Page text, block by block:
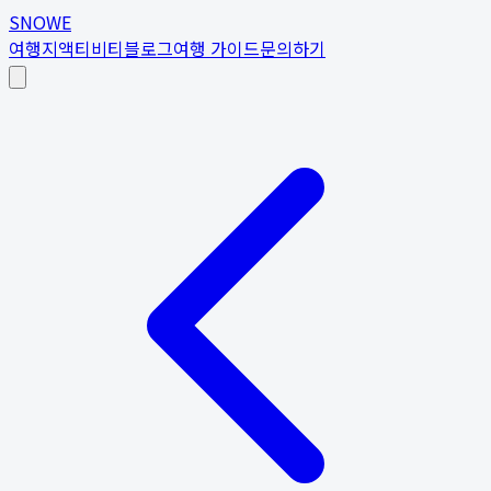
SNOWE
여행지액티비티블로그여행 가이드문의하기